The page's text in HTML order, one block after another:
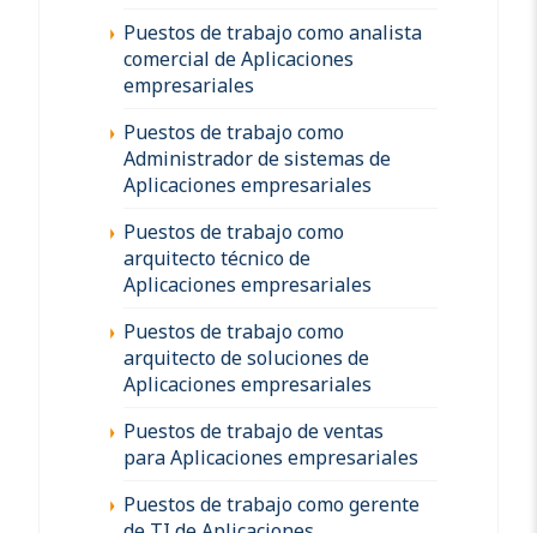
Puestos de trabajo como analista
comercial de Aplicaciones
empresariales
Puestos de trabajo como
Administrador de sistemas de
Aplicaciones empresariales
Puestos de trabajo como
arquitecto técnico de
Aplicaciones empresariales
Puestos de trabajo como
arquitecto de soluciones de
Aplicaciones empresariales
Puestos de trabajo de ventas
para Aplicaciones empresariales
Puestos de trabajo como gerente